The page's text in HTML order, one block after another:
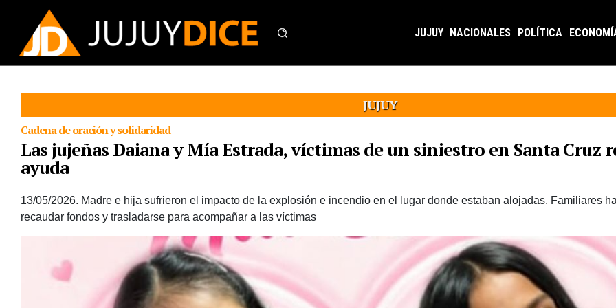
JUJUY NACIONALES POLÍTICA
JUJUY
Cadena de oración y solidaridad
Las jujeñas Daiana y Mía Estrada, víctimas de un siniestro en Santa Cruz
ayuda
13/05/2026. Madre e hija sufrieron el impacto de la explosión e incendio en el lugar donde estaban alojadas. Familiares
recaudar fondos y trasladarse para acompañar a las víctimas